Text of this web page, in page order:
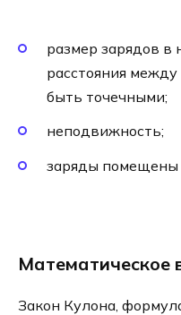
размер зарядов в
расстояния
быть точечными;
неподвижность;
заряды помещены
Математическое
Закон Кулона,